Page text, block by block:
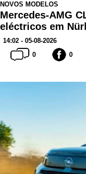
NOVOS MODELOS
Mercedes-AMG
eléctricos em
14:02 - 05-08-2026
0
0